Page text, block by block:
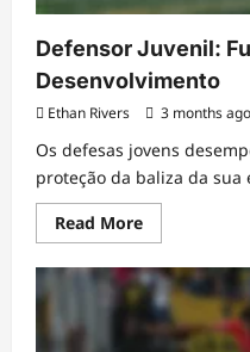
Defensor Juvenil:
Desenvolvimento
Ethan Rivers 3 months ago
Os defesas jovens
proteção da baliza da
Read MoreRead
more
Defensor
Juvenil:
Formação,